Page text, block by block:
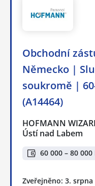
Obchodní
Německo |
soukromě |
(A14464)
HOFMANN
Ústí nad Labem
60 000 – 80 000
Zveřejněno: 3. srpna